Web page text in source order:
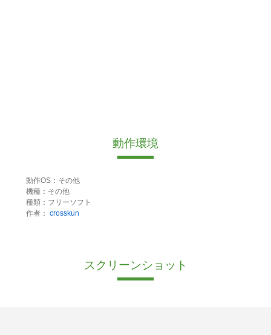
動作環境
動作OS：その他
機種：その他
種類：フリーソフト
作者： crosskun
スクリーンショット